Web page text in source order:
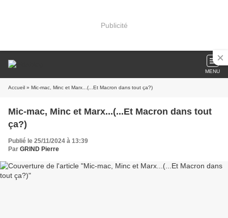
Publicité
MENU
Accueil » Mic-mac, Minc et Marx...(...Et Macron dans tout ça?)
Mic-mac, Minc et Marx...(...Et Macron dans tout
ça?)
Publié le 25/11/2024 à 13:39
Par GRIND Pierre